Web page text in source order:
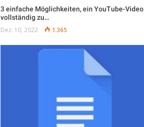
3 einfache Möglichkeiten, ein YouTube-Video
vollständig zu…
Dez. 10, 2022 1.365